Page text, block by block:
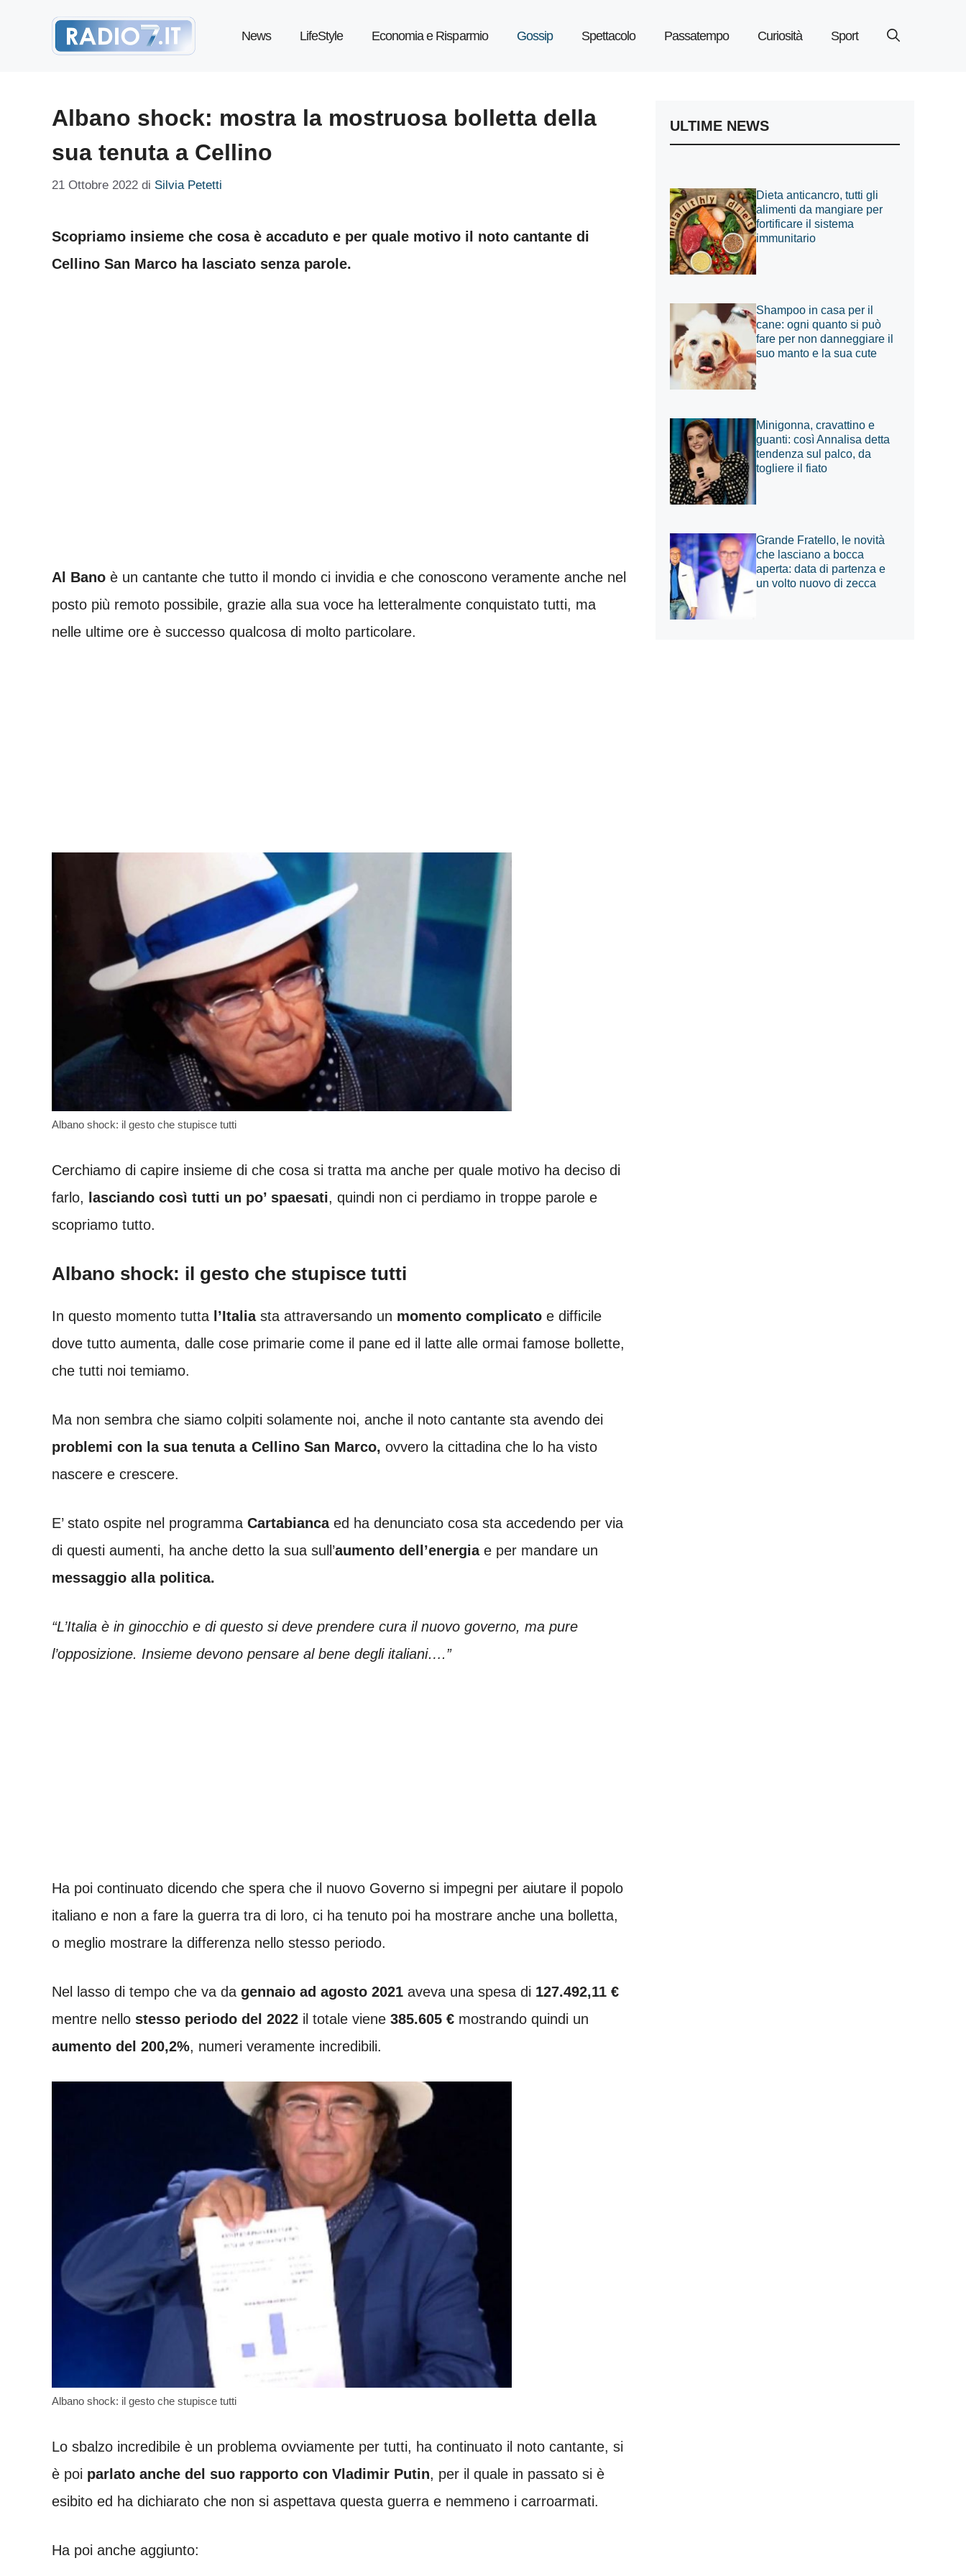
News LifeStyle Economia e Risparmio Gossip Spettacolo Passatempo Curiosità Sport
Albano shock: mostra la mostruosa bolletta della
sua tenuta a Cellino
21 Ottobre 2022 di Silvia Petetti
Scopriamo insieme che cosa è accaduto e per quale motivo il noto cantante di
Cellino San Marco ha lasciato senza parole.
Al Bano è un cantante che tutto il mondo ci invidia e che conoscono veramente anche nel
posto più remoto possibile, grazie alla sua voce ha letteralmente conquistato tutti, ma
nelle ultime ore è successo qualcosa di molto particolare.
Albano shock: il gesto che stupisce tutti
Cerchiamo di capire insieme di che cosa si tratta ma anche per quale motivo ha deciso di
farlo, lasciando così tutti un po’ spaesati, quindi non ci perdiamo in troppe parole e
scopriamo tutto.
Albano shock: il gesto che stupisce tutti
In questo momento tutta l’Italiasta attraversando un momento complicato e difficile
dove tutto aumenta, dalle cose primarie come il pane ed il latte alle ormai famose bollette,
che tutti noi temiamo.
Ma non sembra che siamo colpiti solamente noi, anche il noto cantante sta avendo dei
problemi con la sua tenuta a Cellino San Marco, ovvero la cittadina che lo ha visto
nascere e crescere.
E’ stato ospite nel programma Cartabiancaed ha denunciato cosa sta accedendo per via
di questi aumenti, ha anche detto la sua sull’aumento dell’energiae per mandare un
messaggio alla politica.
“L’Italia è in ginocchio e di questo si deve prendere cura il nuovo governo, ma pure
l’opposizione. Insieme devono pensare al bene degli italiani….”
Ha poi continuato dicendo che spera che il nuovo Governo si impegni per aiutare il popolo
italiano e non a fare la guerra tra di loro, ci ha tenuto poi ha mostrare anche una bolletta,
o meglio mostrare la differenza nello stesso periodo.
Nel lasso di tempo che va da gennaio ad agosto 2021 aveva una spesa di 127.492,11 €
mentre nello stesso periodo del 2022 il totale viene 385.605 € mostrando quindi un
aumento del 200,2%, numeri veramente incredibili.
Albano shock: il gesto che stupisce tutti
Lo sbalzo incredibile è un problema ovviamente per tutti, ha continuato il noto cantante, si
è poi parlato anche del suo rapporto con Vladimir Putin, per il quale in passato si è
esibito ed ha dichiarato che non si aspettava questa guerra e nemmeno i carroarmati.
Ha poi anche aggiunto:
ULTIME NEWS
Dieta anticancro, tutti gli
alimenti da mangiare per
fortificare il sistema
immunitario
Shampoo in casa per il
cane: ogni quanto si può
fare per non danneggiare il
suo manto e la sua cute
Minigonna, cravattino e
guanti: così Annalisa detta
tendenza sul palco, da
togliere il fiato
Grande Fratello, le novità
che lasciano a bocca
aperta: data di partenza e
un volto nuovo di zecca